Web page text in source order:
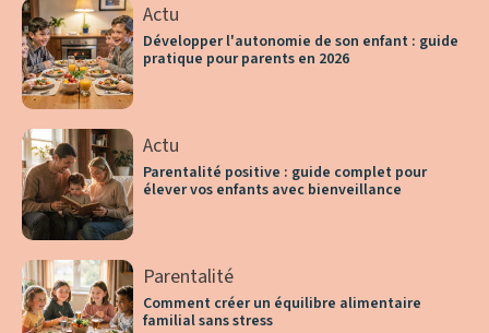
Actu
Développer l'autonomie de son enfant : guide
pratique pour parents en 2026
Actu
Parentalité positive : guide complet pour
élever vos enfants avec bienveillance
Parentalité
Comment créer un équilibre alimentaire
familial sans stress